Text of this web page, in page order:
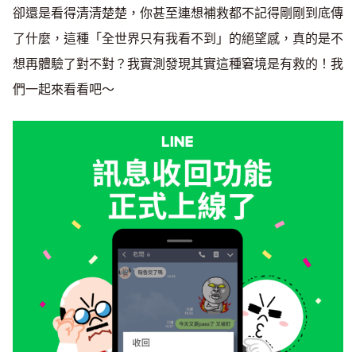
卻還是看得清清楚楚，你甚至連想補救都不記得剛剛到底傳
了什麼，這種「全世界只有我看不到」的絕望感，真的是不
想再體驗了對不對？我實測發現其實這種窘境是有救的！我
們一起來看看吧～